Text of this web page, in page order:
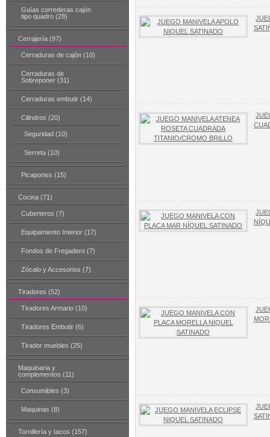
Guías correderas cajón
tipo quadro (28)
Cerrajería (97)
Cerraduras de cajón (10)
Cerraduras de
Sobreponer (31)
Cerraduras embutir (14)
Cilindros (20)
Seguridad (10)
Serreta (10)
Picaportes (15)
Cocina (71)
Cuberteros (7)
Equipamiento Interior (17)
Fondos de Fregadero (7)
Zócalo y Accesorios (7)
Tiradores (52)
Tiradores Armario (10)
Tiradores Embutir (6)
Tirador muebles (25)
Maquinaria y
complementos (11)
Consumibles (3)
Maquinas (8)
Tornillería y tacos (157)